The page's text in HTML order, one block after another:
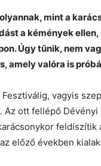
mint a
a kémények
Úgy tűnik, nem
amely valóra is
vagyis
Az ott fellépő
előző években